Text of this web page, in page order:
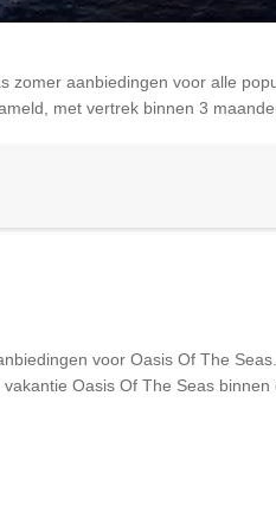
zomer aanbiedingen voor alle
met vertrek binnen 3
voor Oasis Of The Seas
Oasis Of The Seas binnen